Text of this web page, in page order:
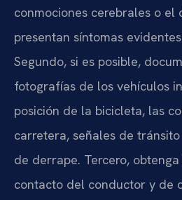
conmociones cerebrales o el
presentan síntomas
Segundo, si es posible,
fotografías de los vehículos
posición de la bicicleta, las
carretera, señales de
de derrape. Tercero,
contacto del conductor y de